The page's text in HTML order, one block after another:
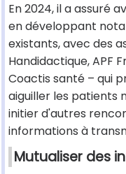
En 2024, il a assuré
en développant
existants, avec des
Handidactique, APF
Coactis santé – qui
aiguiller les patients
initier d'autres
informations à
Mutualiser des